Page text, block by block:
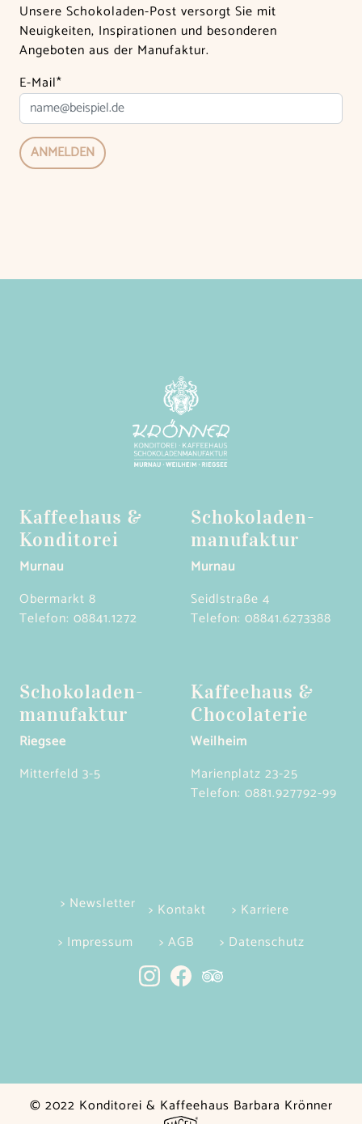
Unsere Schokoladen-Post versorgt Sie mit
Neuigkeiten, Inspirationen und besonderen
Angeboten aus der Manufaktur.
E-Mail*
ANMELDEN
Kaffeehaus &
Konditorei
Murnau
Obermarkt 8
Telefon: 08841.1272
Schokoladen­
manufaktur
Murnau
Seidlstraße 4
Telefon: 08841.6273388
Schokoladen­
manufaktur
Riegsee
Mitterfeld 3-5
Kaffeehaus &
Chocolaterie
Weilheim
Marienplatz 23-25
Telefon: 0881.927792-99
> Newsletter > Kontakt
> Karriere
> Impressum
> AGB > Datenschutz
© 2022 Konditorei & Kaffeehaus Barbara Krönner